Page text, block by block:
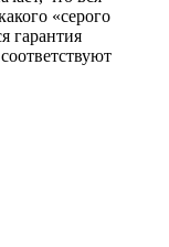
«серого
гарантия